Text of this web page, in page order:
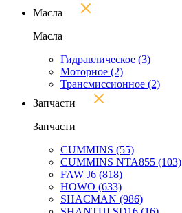
Масла
Масла
Гидравлическое (3)
Моторное (2)
Трансмиссионное (2)
Запчасти
Запчасти
CUMMINS (55)
CUMMINS NTA855 (103)
FAW J6 (818)
HOWO (633)
SHACMAN (986)